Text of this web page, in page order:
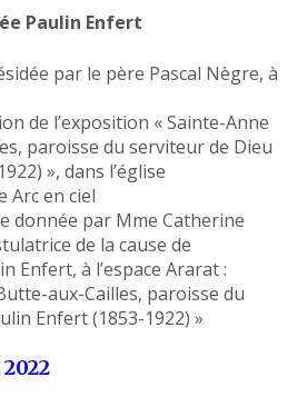
Paulin Enfert
par le père Pascal Nègre, à
l’exposition « Sainte-Anne
paroisse du serviteur de Dieu
», dans l’église
en ciel
par Mme Catherine
de la cause de
Enfert, à l’espace Ararat :
aux-Cailles, paroisse du
Enfert (1853-1922) »